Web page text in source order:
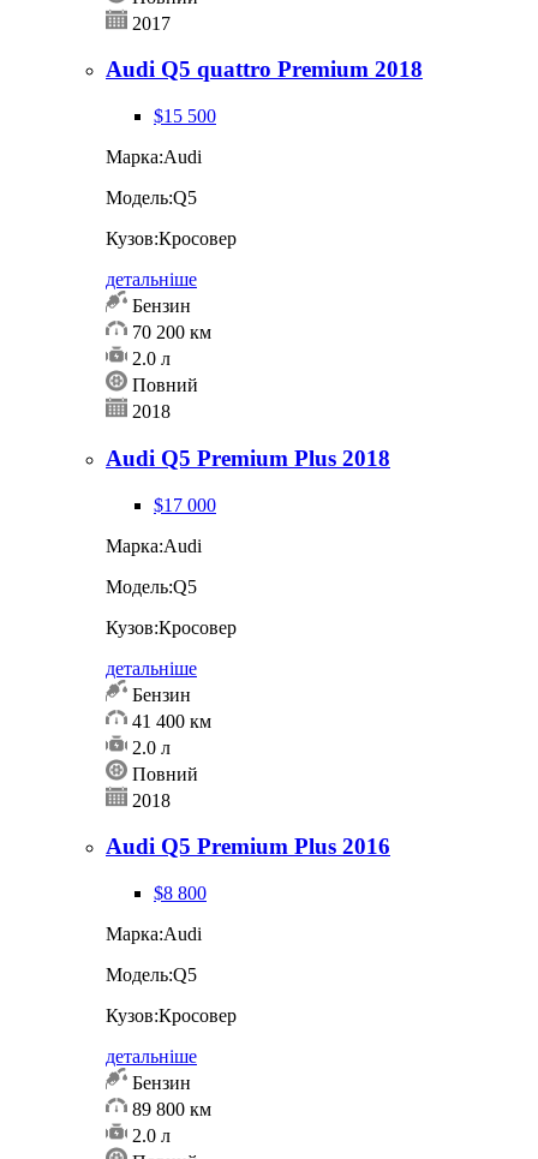
2017
Audi Q5 quattro Premium 2018
$15 500
Марка:Audi
Модель:Q5
Кузов:Кросовер
детальніше
Бензин
70 200 км
2.0 л
Повний
2018
Audi Q5 Premium Plus 2018
$17 000
Марка:Audi
Модель:Q5
Кузов:Кросовер
детальніше
Бензин
41 400 км
2.0 л
Повний
2018
Audi Q5 Premium Plus 2016
$8 800
Марка:Audi
Модель:Q5
Кузов:Кросовер
детальніше
Бензин
89 800 км
2.0 л